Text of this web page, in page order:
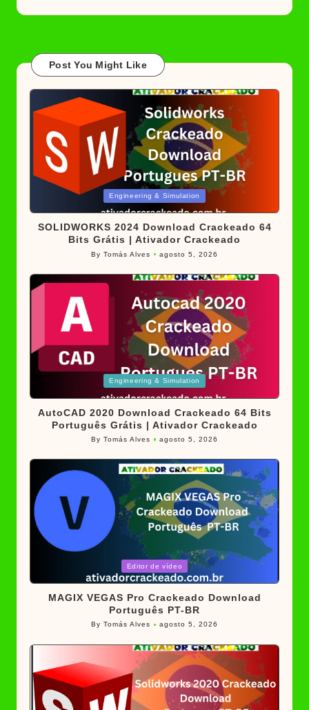
Post You Might Like
Engineering & Simulation
SOLIDWORKS 2024 Download Crackeado 64
Bits Grátis | Ativador Crackeado
Posted
ByTomás Alves agosto 5, 2026
Engineering & Simulation
AutoCAD 2020 Download Crackeado 64 Bits
Português Grátis | Ativador Crackeado
Posted
ByTomás Alves agosto 5, 2026
Editor de vídeo
MAGIX VEGAS Pro Crackeado Download
Português PT-BR
Posted
ByTomás Alves agosto 5, 2026